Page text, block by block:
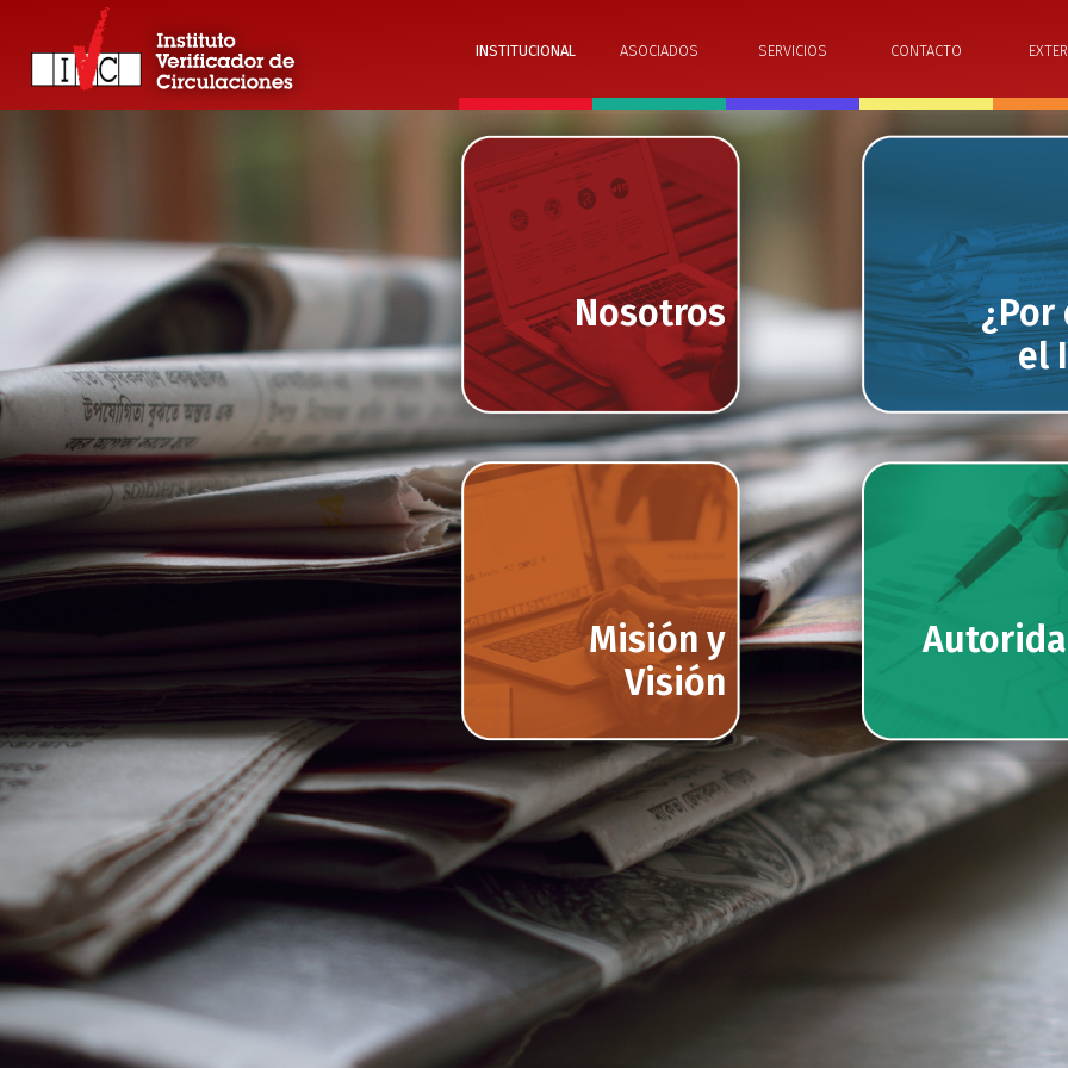
INSTITUCIONAL ASOCIADOS SERVICIOS CONTACTO
Nosotros
¿Por
el
Misión y
Visión